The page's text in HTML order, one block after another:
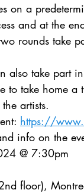
on a
and at the
rounds take
also take part
to take home
artists.
https://
info on the
@ 7:30pm
floor),